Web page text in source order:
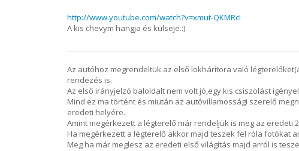
http://www.youtube.com/watch?v=xmut-QKMRcI
A kis chevym hangja és külseje.:)
Az autóhoz megrendeltük az első lökhárítora való
rendezés is.
Az első irányjelzó baloldalt nem volt jó,egy kis csiszolást
Mind ez ma történt és miután az autóvillamossági szerelő
eredeti helyére.
Amint megérkezett a légterelő már rendeljük is meg az
Ha megérkezett a légterelő akkor majd teszek fel róla fotókat
Meg ha már meglesz az eredeti első világítás majd arról is